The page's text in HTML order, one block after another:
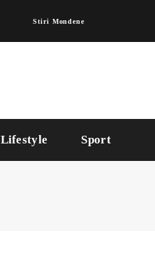
Stiri Mondene
Lifestyle Sport